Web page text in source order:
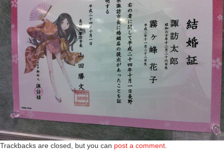
Trackbacks are closed, but you can post a comment